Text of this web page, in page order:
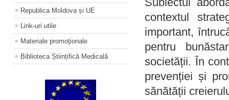
Republica Moldova și UE
Link-uri utile
Materiale promoţionale
Biblioteca Științifică Medicală
contextul
important,
pentru
societății. În
prevenției și
sănătății